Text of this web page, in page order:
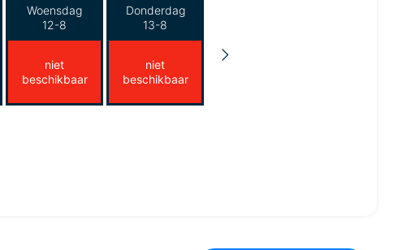
Woensdag
12-8
niet
beschikbaar
Donderdag
13-8
niet
beschikbaar